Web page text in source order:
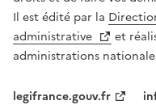
Il est édité par la
administrative
et
administrations
legifrance.gouv.fr